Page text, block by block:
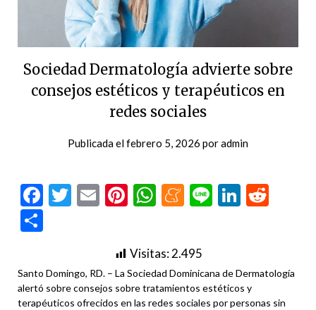
Sociedad Dermatología advierte sobre
consejos estéticos y terapéuticos en
redes sociales
Publicada elfebrero 5, 2026 poradmin
Facebook
Twitter
EmailPinterest
WhatsApp
Meneame
Line
Visitas:2.495
Santo Domingo, RD. – La Sociedad Dominicana de Dermatología
alertó sobre consejos sobre tratamientos estéticos y
terapéuticos ofrecidos en las redes sociales por personas sin